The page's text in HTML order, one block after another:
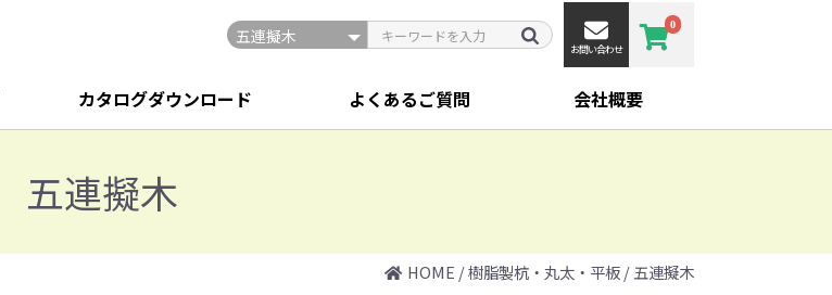
お問い合わせ
0
カタログダウンロード よくあるご質問 会社概要
五連擬木
HOME /樹脂製杭・丸太・平板/ 五連擬木